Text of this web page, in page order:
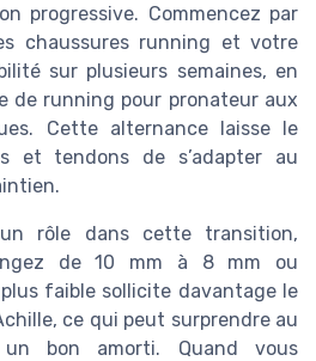
progressive. Commencez par
chaussures running et votre
sur plusieurs semaines, en
de running pour pronateur aux
Cette alternance laisse le
et tendons de s’adapter au
rôle dans cette transition,
de 10 mm à 8 mm ou
faible sollicite davantage le
ce qui peut surprendre au
bon amorti. Quand vous